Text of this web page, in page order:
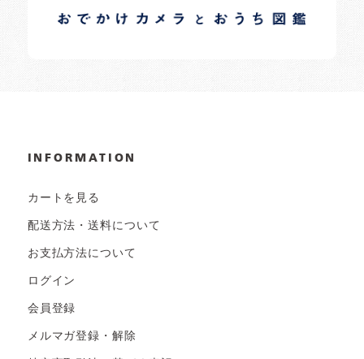
日常の様子など随時更新中です。
INFORMATION
カートを見る
配送方法・送料について
お支払方法について
ログイン
会員登録
メルマガ登録・解除